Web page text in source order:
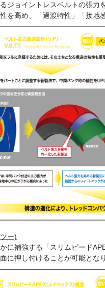
ジョイントレスベルトの張力
を高め、「過渡特性」「接地
ー)
に補強する「スリムビード
に押し付けることが可能とな